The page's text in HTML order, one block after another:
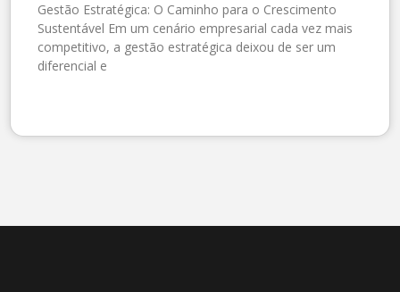
Gestão Estratégica: O Caminho para o Crescimento
Sustentável Em um cenário empresarial cada vez mais
competitivo, a gestão estratégica deixou de ser um
diferencial e